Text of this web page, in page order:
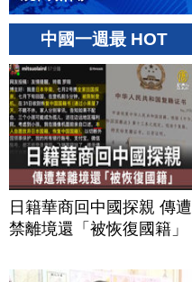
中國一週最 HOT
日籍華商回中國探親 傳遭
禁離境還「被恢復國籍」